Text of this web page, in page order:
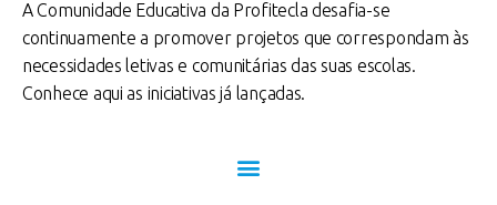
A Comunidade Educativa da Profitecla desafia-se
continuamente a promover projetos que correspondam às
necessidades letivas e comunitárias das suas escolas.
Conhece aqui as iniciativas já lançadas.